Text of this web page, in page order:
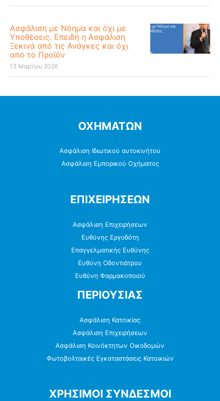
Ασφάλιση με Νόημα και όχι με
Υποθέσεις. Επειδή η Ασφάλιση
Ξεκινά από τις Ανάγκες και όχι
από το Προϊόν
13 Μαρτίου 2026
ΟΧΗΜΑΤΩΝ
Ασφάλιση Ιδιωτικού αυτοκινήτου
Ασφάλιση Εμπορικού Οχήματος
ΕΠΙΧΕΙΡΗΣΕΩΝ
Ασφάλιση Επιχειρήσεων
Ευθύνης Εργοδότη
Επαγγελματικής Ευθύνης
Ευθύνη Οδοντιάτρου
Ευθύνη Φαρμακοποιού
ΠΕΡΙΟΥΣΙΑΣ
Ασφάλιση Κατοικίας
Ασφάλιση Επιχειρήσεων
Ασφάλιση Κοινόκτητων Οικοδομών
Φωτοβολταικές Εγκαταστάσεις Κατοικιών
ΧΡΗΣΙΜΟΙ ΣΥΝΔΕΣΜΟΙ